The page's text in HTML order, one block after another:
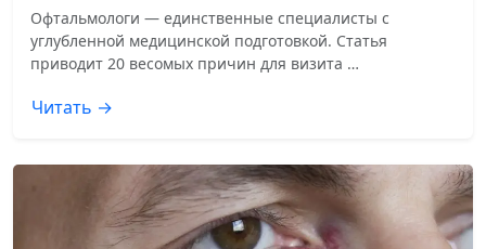
Офтальмологи — единственные специалисты с
углубленной медицинской подготовкой. Статья
приводит 20 весомых причин для визита …
Читать →